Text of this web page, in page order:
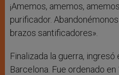
¡Amemos, amemos,
purificador.
brazos santificadores».
Finalizada la guerra,
Barcelona. Fue ordenado